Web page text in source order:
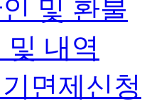
및 환불
및 내역
면제신청